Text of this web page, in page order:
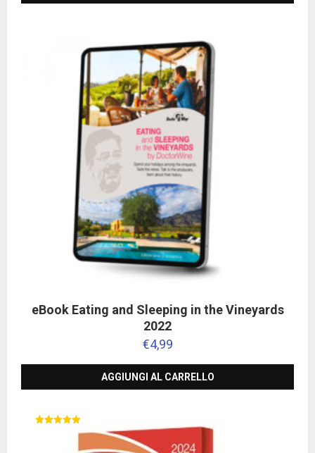
eBook Eating and Sleeping in the Vineyards
2022
€4,99
AGGIUNGI AL CARRELLO